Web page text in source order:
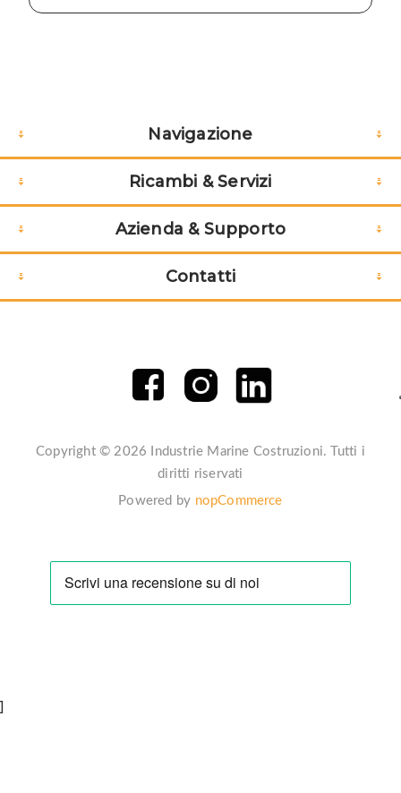
Navigazione
Ricambi & Servizi
Azienda & Supporto
Contatti
Copyright © 2026 Industrie Marine Costruzioni. Tutti i
diritti riservati
Powered by nopCommerce
]